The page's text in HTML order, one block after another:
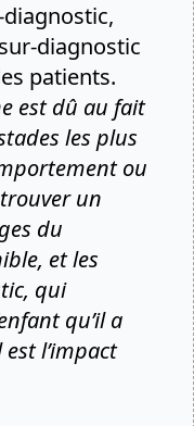
diagnostic
patients.
est dû au fait
les plus
ou
un
du
et les
qui
qu’il a
l’impact